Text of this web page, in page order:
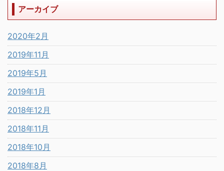
アーカイブ
2020年2月
2019年11月
2019年5月
2019年1月
2018年12月
2018年11月
2018年10月
2018年8月